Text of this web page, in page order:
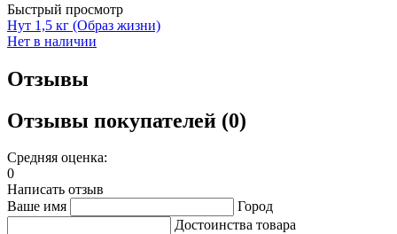
Быстрый просмотр
Нут 1,5 кг (Образ жизни)
Нет в наличии
Отзывы
Отзывы покупателей (0)
Средняя оценка:
0
Написать отзыв
Ваше имя
Город
Достоинства товара